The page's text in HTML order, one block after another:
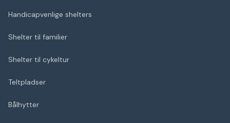
Handicapvenlige shelters
Shelter til familier
Shelter til cykeltur
Teltpladser
Bålhytter